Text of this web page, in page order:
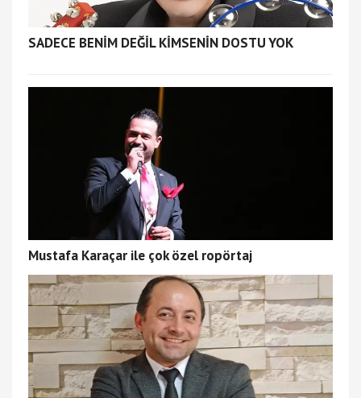
SADECE BENİM DEĞİL KİMSENİN DOSTU YOK
Mustafa Karaçar ile çok özel ropörtaj